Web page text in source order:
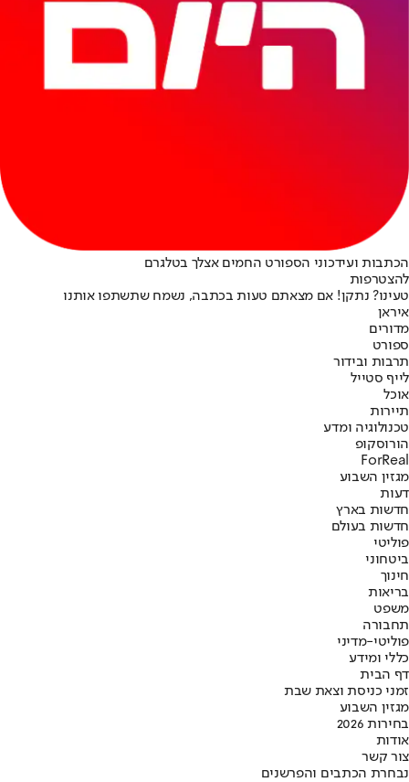
הכתבות ועידכוני הספורט החמים אצלך בטלגרם
להצטרפות
טעינו? נתקן! אם מצאתם טעות בכתבה, נשמח שתשתפו אותנו
איראן
מדורים
ספורט
תרבות ובידור
לייף סטייל
אוכל
תיירות
טכנולוגיה ומדע
הורוסקופ
ForReal
מגזין השבוע
דעות
חדשות בארץ
חדשות בעולם
פוליטי
ביטחוני
חינוך
בריאות
משפט
תחבורה
פוליטי-מדיני
כללי ומידע
דף הבית
זמני כניסת וצאת שבת
מגזין השבוע
בחירות 2026
אודות
צור קשר
נבחרת הכתבים והפרשנים